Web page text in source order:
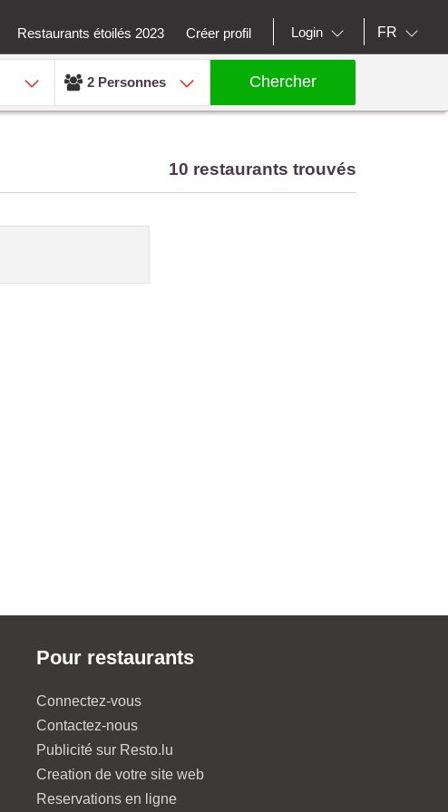
Restaurants étoilés 2023 Créer profil Login FR
2 Personnes Chercher
10 restaurants trouvés
Pour restaurants
Connectez-vous
Contactez-nous
Publicité sur Resto.lu
Creation de votre site web
Reservations en ligne